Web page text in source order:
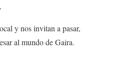
y nos invitan a pasar,
al mundo de Gaira.